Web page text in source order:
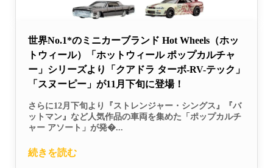
世界No.1*のミニカーブランド Hot Wheels（ホッ
トウィール）「ホットウィール ポップカルチャ
ー」シリーズより「クアドラ ターボ-RV-テック」
「スヌーピー」が11月下旬に登場！
さらに12月下旬より『ストレンジャー・シングス』『バ
ットマン』など人気作品の車両を集めた「ポップカルチ
ャー アソート」が発�...
続きを読む